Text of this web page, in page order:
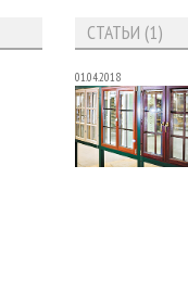
СТАТЬИ (1)
01.04.2018